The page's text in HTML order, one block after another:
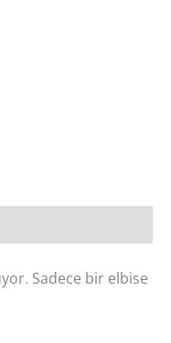
Sadece bir elbise